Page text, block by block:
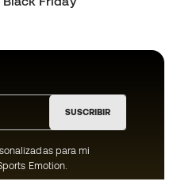
SUSCRIBIR
para mi
Emotion.